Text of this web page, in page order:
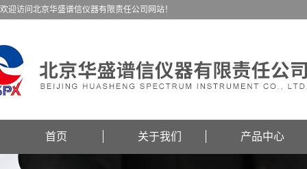
欢迎访问北京华盛谱信仪器有限责任公司网站！
首页 关于我们 产品中心